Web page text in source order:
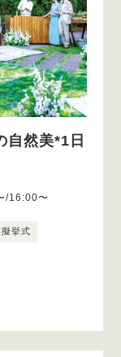
自然美*1日
/16:00〜
擬挙式